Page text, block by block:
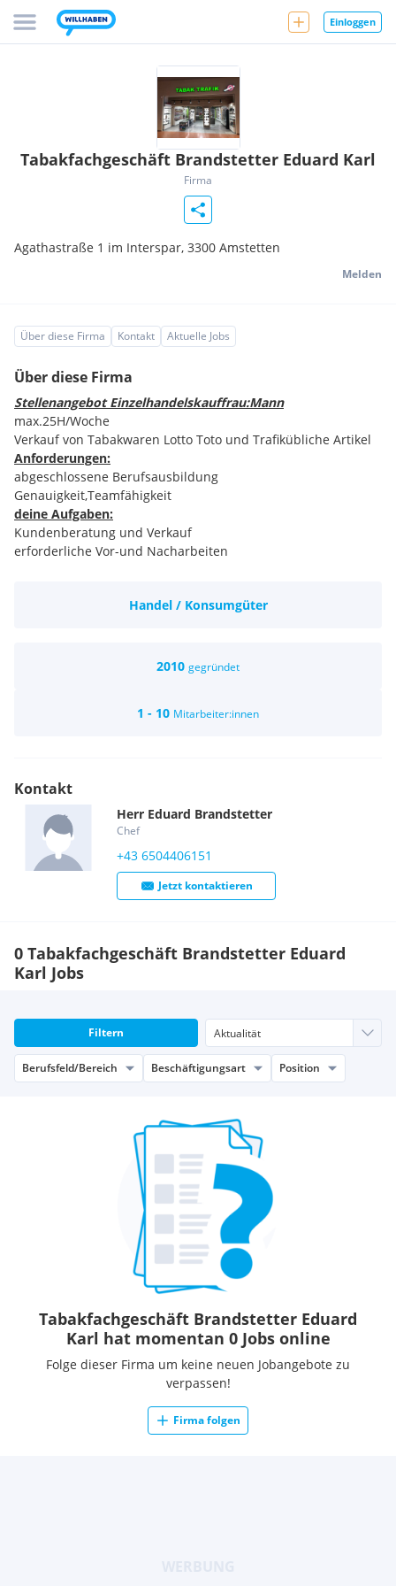
Einloggen
Tabakfachgeschäft Brandstetter Eduard Karl
Firma
Agathastraße 1 im Interspar, 3300 Amstetten
Melden
Über diese Firma Kontakt Aktuelle Jobs
Über diese Firma
Stellenangebot Einzelhandelskauffrau:Mann
max.25H/Woche
Verkauf von Tabakwaren Lotto Toto und Trafikübliche Artikel
Anforderungen:
abgeschlossene Berufsausbildung
Genauigkeit,Teamfähigkeit
deine Aufgaben:
Kundenberatung und Verkauf
erforderliche Vor-und Nacharbeiten
Möglichkeit selbständig zu arbeiten
Bewerbungen könne per Mail an:
spar@gmx.at
zugesendet werden.
Handel / Konsumgüter
2010 gegründet
1 - 10 Mitarbeiter:innen
Kontakt
Herr Eduard Brandstetter
Chef
+43 6504406151
Jetzt kontaktieren
0 Tabakfachgeschäft Brandstetter Eduard
Karl Jobs
Filtern
Berufsfeld/Bereich Beschäftigungsart Position
Tabakfachgeschäft Brandstetter Eduard
Karl hat momentan 0 Jobs online
Folge dieser Firma um keine neuen Jobangebote zu
verpassen!
Firma folgen